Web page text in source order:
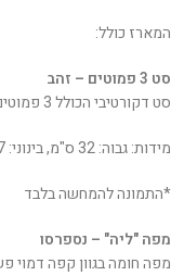
המארז כולל:
סט 3 פמוטים – זהב
סט דקורטיבי הכולל 3 פמוטים בגבהים שונים, עשויים אלומיניום בגימור אלגנטי.
מידות: גבוה: 32 ס"מ, בינוני: 27 ס"מ, קטן: 22 ס"מ
*התמונה להמחשה בלבד
מפה "ליה" – נספרסו
מפה חומה בגוון קפה דמוי